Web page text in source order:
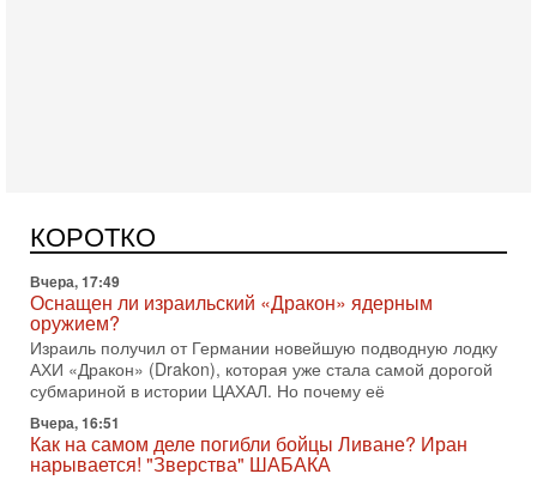
КОРОТКО
еврейский политический альянс? Что произойдет с
политическим раскладом сил, если арабский список
Вчера, 17:49
Оснащен ли израильский «Дракон» ядерным
оружием?
Израиль получил от Германии новейшую подводную лодку
АХИ «Дракон» (Drakon), которая уже стала самой дорогой
субмариной в истории ЦАХАЛ. Но почему её
Вчера, 16:51
Как на самом деле погибли бойцы Ливане? Иран
нарывается! "Зверства" ШАБАКА